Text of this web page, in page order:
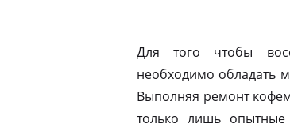
Для того чтобы
необходимо обладать
Выполняя ремонт
только лишь